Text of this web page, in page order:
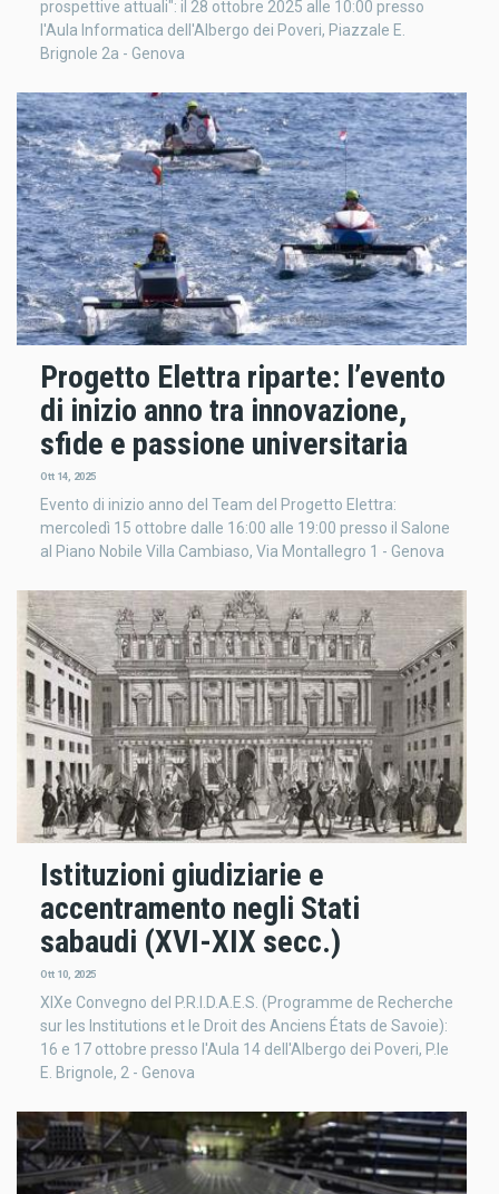
prospettive attuali": il 28 ottobre 2025 alle 10:00 presso
l'Aula Informatica dell'Albergo dei Poveri, Piazzale E.
Brignole 2a - Genova
Progetto Elettra riparte: l’evento
di inizio anno tra innovazione,
sfide e passione universitaria
Ott 14, 2025
Evento di inizio anno del Team del Progetto Elettra:
mercoledì 15 ottobre dalle 16:00 alle 19:00 presso il Salone
al Piano Nobile Villa Cambiaso, Via Montallegro 1 - Genova
Istituzioni giudiziarie e
accentramento negli Stati
sabaudi (XVI-XIX secc.)
Ott 10, 2025
XIXe Convegno del P.R.I.D.A.E.S. (Programme de Recherche
sur les Institutions et le Droit des Anciens États de Savoie):
16 e 17 ottobre presso l'Aula 14 dell'Albergo dei Poveri, P.le
E. Brignole, 2 - Genova